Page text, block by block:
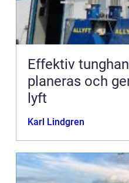
Effektiv
planeras och
lyft
Karl Lindgren